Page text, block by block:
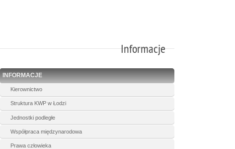
Informacje
INFORMACJE
Kierownictwo
Struktura KWP w Łodzi
Jednostki podległe
Współpraca międzynarodowa
Prawa człowieka